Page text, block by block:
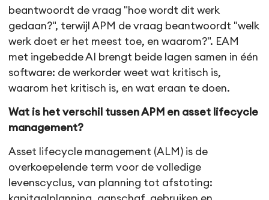
beantwoordt de vraag "hoe wordt dit werk
gedaan?", terwijl APM de vraag beantwoordt "welk
werk doet er het meest toe, en waarom?". EAM
met ingebedde AI brengt beide lagen samen in één
software: de werkorder weet wat kritisch is,
waarom het kritisch is, en wat eraan te doen.
Wat is het verschil tussen APM en asset lifecycle
management?
Asset lifecycle management (ALM) is de
overkoepelende term voor de volledige
levenscyclus, van planning tot afstoting: